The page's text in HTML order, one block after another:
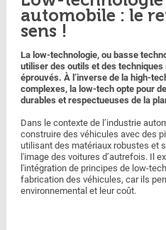
automobile : le
sens !
La low-technologie, ou basse
utiliser des outils et des techniques
éprouvés. À l’inverse de la high-
complexes, la low-tech opte pour
durables et respectueuses de la
Dans le contexte de l’industrie
construire des véhicules avec des
utilisant des matériaux robustes et
l'image des voitures d’autrefois. Il
l'intégration de principes de low-
fabrication des véhicules, car ils
environnemental et leur coût.